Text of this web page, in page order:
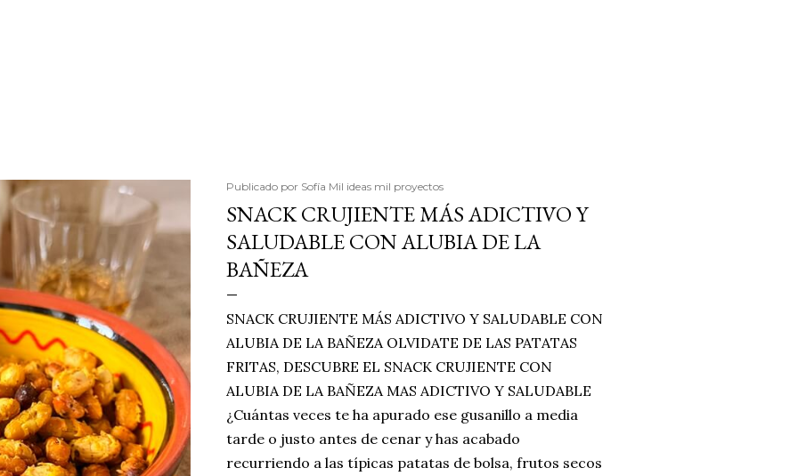
Publicado por Sofía Mil ideas mil proyectos
SNACK CRUJIENTE MÁS ADICTIVO Y
SALUDABLE CON ALUBIA DE LA
BAÑEZA
SNACK CRUJIENTE MÁS ADICTIVO Y SALUDABLE CON
ALUBIA DE LA BAÑEZA OLVIDATE DE LAS PATATAS
FRITAS, DESCUBRE EL SNACK CRUJIENTE CON
ALUBIA DE LA BAÑEZA MAS ADICTIVO Y SALUDABLE
¿Cuántas veces te ha apurado ese gusanillo a media
tarde o justo antes de cenar y has acabado
recurriendo a las típicas patatas de bolsa, frutos secos